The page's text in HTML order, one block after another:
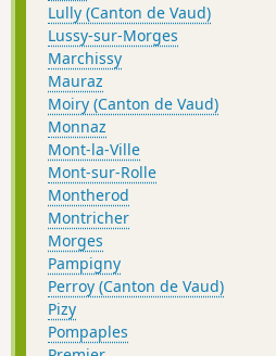
Lully (Canton de Vaud)
Lussy-sur-Morges
Marchissy
Mauraz
Moiry (Canton de Vaud)
Monnaz
Mont-la-Ville
Mont-sur-Rolle
Montherod
Montricher
Morges
Pampigny
Perroy (Canton de Vaud)
Pizy
Pompaples